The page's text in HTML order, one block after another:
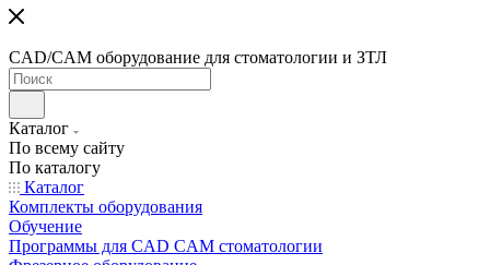
CAD/CAM оборудование для стоматологии и ЗТЛ
Каталог
По всему сайту
По каталогу
Каталог
Комплекты оборудования
Обучение
Программы для CAD CAM стоматологии